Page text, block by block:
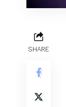
SHARE